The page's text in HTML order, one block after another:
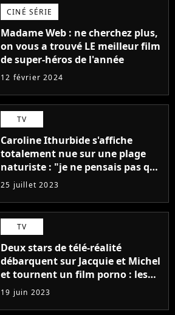
CINÉ SÉRIE
Madame Web : ne cherchez plus,
on vous a trouvé LE meilleur film
de super-héros de l'année
12 février 2024
TV
Caroline Ithurbide s'affiche
totalement nue sur une plage
naturiste : "je ne pensais pas que
j'arriverais à le faire..."
25 juillet 2023
TV
Deux stars de télé-réalité
débarquent sur Jacquie et Michel
et tournent un film porno : les
premières images du tournage
(exclu)
19 juin 2023